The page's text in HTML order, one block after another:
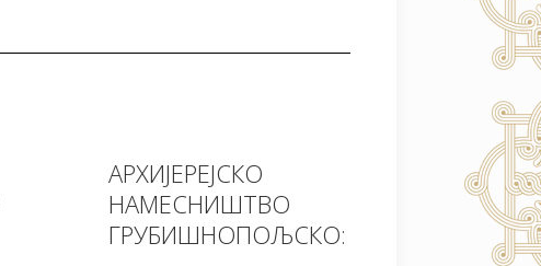
АРХИЈЕРЕЈСКО
НАМЕСНИШТВО
ГРУБИШНОПОЉСКО: